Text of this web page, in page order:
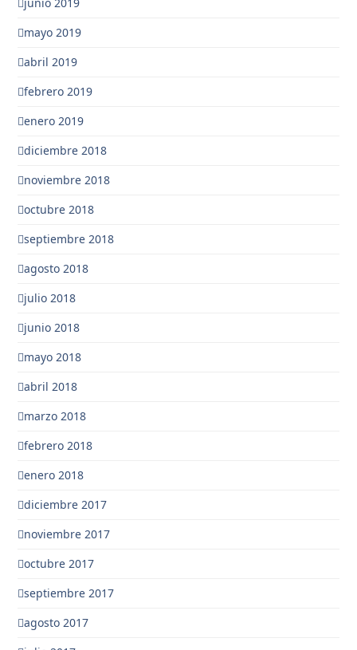
mayo 2019
abril 2019
febrero 2019
enero 2019
diciembre 2018
noviembre 2018
octubre 2018
septiembre 2018
agosto 2018
julio 2018
junio 2018
mayo 2018
abril 2018
marzo 2018
febrero 2018
enero 2018
diciembre 2017
noviembre 2017
octubre 2017
septiembre 2017
agosto 2017